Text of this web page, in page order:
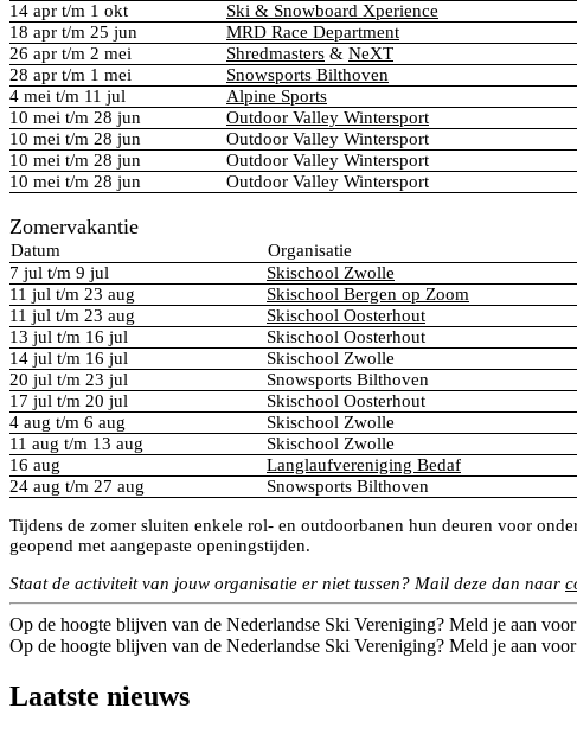
14 apr t/m 1 okt
Ski & Snowboard Xperience
18 apr t/m 25 jun
MRD Race Department
26 apr t/m 2 mei
Shredmasters & NeXT
28 apr t/m 1 mei
Snowsports Bilthoven
4 mei t/m 11 jul
Alpine Sports
10 mei t/m 28 jun
Outdoor Valley Wintersport
10 mei t/m 28 jun
Outdoor Valley Wintersport
10 mei t/m 28 jun
Outdoor Valley Wintersport
10 mei t/m 28 jun
Outdoor Valley Wintersport
Zomervakantie
Datum Organisatie
7 jul t/m 9 jul
Skischool Zwolle
11 jul t/m 23 aug
Skischool Bergen op Zoom
11 jul t/m 23 aug
Skischool Oosterhout
13 jul t/m 16 jul
Skischool Oosterhout
14 jul t/m 16 jul
Skischool Zwolle
20 jul t/m 23 jul
Snowsports Bilthoven
17 jul t/m 20 jul
Skischool Oosterhout
4 aug t/m 6 aug
Skischool Zwolle
11 aug t/m 13 aug
Skischool Zwolle
16 aug
Langlaufvereniging Bedaf
24 aug t/m 27 aug
Snowsports Bilthoven
Tijdens de zomer sluiten enkele rol- en outdoorbanen hun deuren voor
geopend met aangepaste openingstijden.
Staat de activiteit van jouw organisatie er niet tussen? Mail deze dan naar
Op de hoogte blijven van de Nederlandse Ski Vereniging? Meld je aan
Op de hoogte blijven van de Nederlandse Ski Vereniging? Meld je aan
Laatste nieuws